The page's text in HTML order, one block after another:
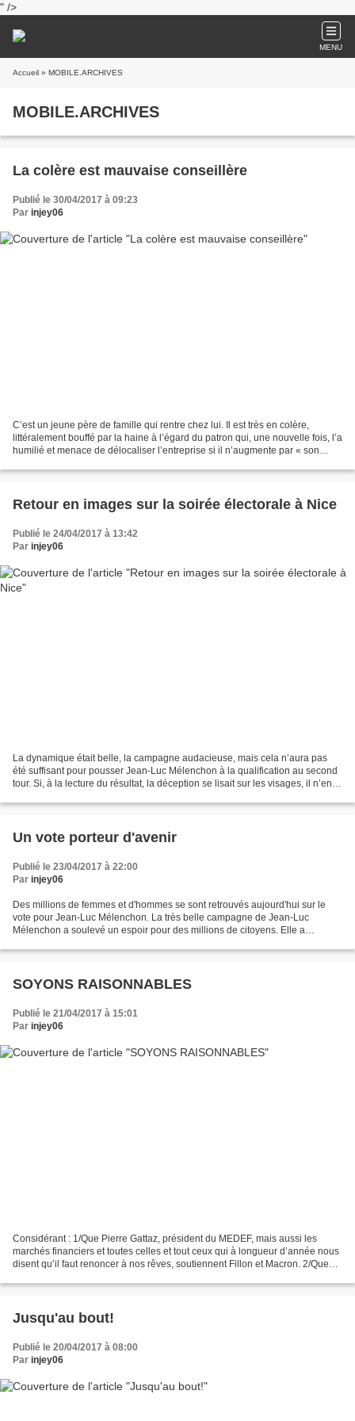
" />
MENU
Accueil » MOBILE.ARCHIVES
MOBILE.ARCHIVES
La colère est mauvaise conseillère
Publié le 30/04/2017 à 09:23
Par injey06
C’est un jeune père de famille qui rentre chez lui. Il est très en colère,
littéralement bouffé par la haine à l’égard du patron qui, une nouvelle fois, l’a
humilié et menace de délocaliser l’entreprise si il n’augmente par « son
Retour en images sur la soirée électorale à Nice
Publié le 24/04/2017 à 13:42
Par injey06
La dynamique était belle, la campagne audacieuse, mais cela n’aura pas
été suffisant pour pousser Jean-Luc Mélenchon à la qualification au second
tour. Si, à la lecture du résultat, la déception se lisait sur les visages, il n’en
Un vote porteur d'avenir
Publié le 23/04/2017 à 22:00
Par injey06
Des millions de femmes et d'hommes se sont retrouvés aujourd'hui sur le
vote pour Jean-Luc Mélenchon. La très belle campagne de Jean-Luc
Mélenchon a soulevé un espoir pour des millions de citoyens. Elle a
SOYONS RAISONNABLES
Publié le 21/04/2017 à 15:01
Par injey06
Considérant : 1/Que Pierre Gattaz, président du MEDEF, mais aussi les
marchés financiers et toutes celles et tout ceux qui à longueur d’année nous
disent qu’il faut renoncer à nos rêves, soutiennent Fillon et Macron. 2/Que
Jusqu'au bout!
Publié le 20/04/2017 à 08:00
Par injey06